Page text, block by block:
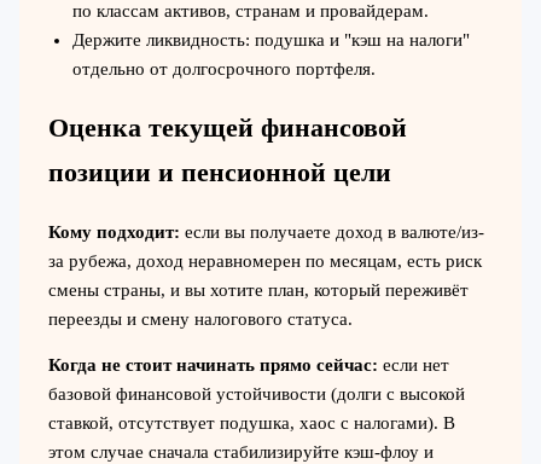
по классам активов, странам и провайдерам.
Держите ликвидность: подушка и "кэш на налоги"
отдельно от долгосрочного портфеля.
Оценка текущей финансовой
позиции и пенсионной цели
Кому подходит: если вы получаете доход в валюте/из-
за рубежа, доход неравномерен по месяцам, есть риск
смены страны, и вы хотите план, который переживёт
переезды и смену налогового статуса.
Когда не стоит начинать прямо сейчас: если нет
базовой финансовой устойчивости (долги с высокой
ставкой, отсутствует подушка, хаос с налогами). В
этом случае сначала стабилизируйте кэш‑флоу и